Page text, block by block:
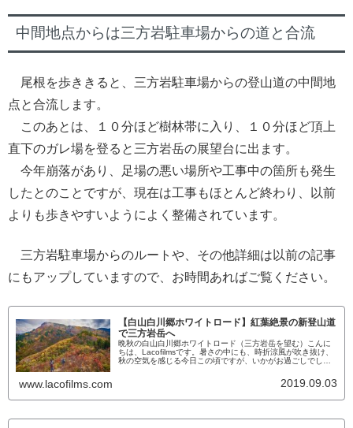
中間地点からは三方岩駐車場からの道と合流
尾根を歩ききると、三方岩駐車場からの登山道の中間地
点と合流します。
このあとは、１０分ほど樹林帯に入り、１０分ほど頂上
直下のガレ場を登ると三方岩岳の展望台に出ます。
今年崩落があり、足場の悪い場所や工事中の箇所も発生
したとのことですが、現在は工事もほとんど終わり、以前
よりも歩きやすいようによく整備されています。
三方岩駐車場からのルートや、その他詳細は以前の記事
にもアップしていますので、お時間あればご覧ください。
【白山白川郷ホワイトロード】紅葉絶景の新登山道
で三方岩岳へ
晩秋の白山白川郷ホワイトロード（三方岩岳を望む）こんに
ちは、Lacofilmsです。暑さの中にも、時折涼風が吹き抜け、
秋の空気を感じる今日この頃ですが、いかがお過ごしでしょ
です。そこで今回は石川県の白山国立公園から岐阜県の世界
遺産、白川郷に至る人気の「白山白川郷ホワイトロード」に
www.lacofilms.com 2019.09.03